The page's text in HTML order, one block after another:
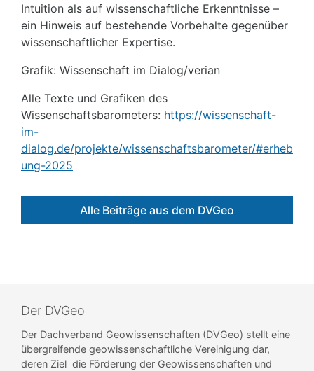
Intuition als auf wissenschaftliche Erkenntnisse –
ein Hinweis auf bestehende Vorbehalte gegenüber
wissenschaftlicher Expertise.
Grafik: Wissenschaft im Dialog/verian
Alle Texte und Grafiken des
Wissenschaftsbarometers: https://wissenschaft-
im-
dialog.de/projekte/wissenschaftsbarometer/#erheb
ung-2025
Alle Beiträge aus dem DVGeo
Der DVGeo
Der Dachverband Geowissenschaften (DVGeo) stellt eine
übergreifende geowissenschaftliche Vereinigung dar,
deren Ziel die Förderung der Geowissenschaften und